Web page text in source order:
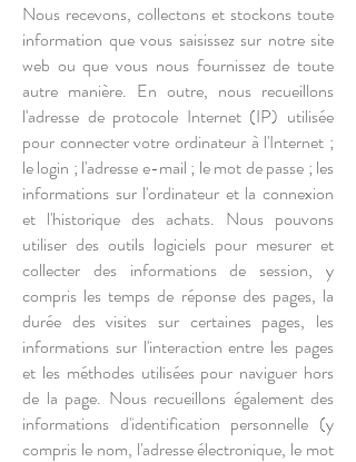
Nous recevons, collectons et stockons toute
information que vous saisissez sur notre site
web ou que vous nous fournissez de toute
autre manière. En outre, nous recueillons
l'adresse de protocole Internet (IP) utilisée
pour connecter votre ordinateur à l'Internet ;
le login ; l'adresse e-mail ; le mot de passe ; les
informations sur l'ordinateur et la connexion
et l'historique des achats. Nous pouvons
utiliser des outils logiciels pour mesurer et
collecter des informations de session, y
compris les temps de réponse des pages, la
durée des visites sur certaines pages, les
informations sur l'interaction entre les pages
et les méthodes utilisées pour naviguer hors
de la page. Nous recueillons également des
informations d'identification personnelle (y
compris le nom, l'adresse électronique, le mot